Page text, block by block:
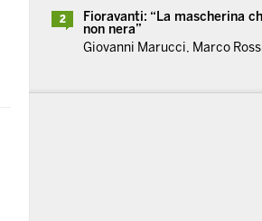
2
Fioravanti: “La mascherina
non nera”
Giovanni Marucci, Marco